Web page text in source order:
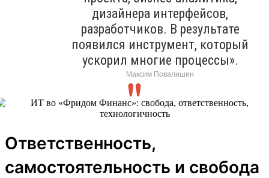
дизайнера интерфейсов,
разработчиков. В результате
появился инструмент, который
ускорил многие процессы».
Максим Повалишин
Ответственность,
самостоятельность и свобода